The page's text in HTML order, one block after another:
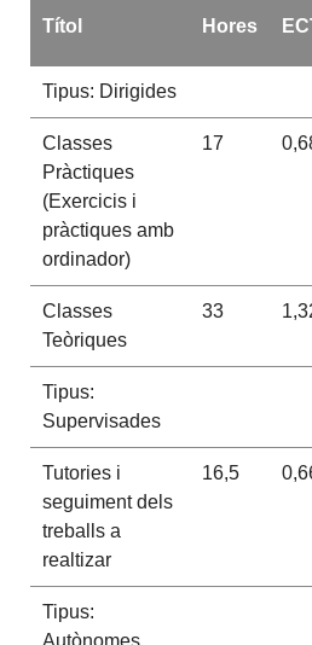
Títol Hores
Tipus: Dirigides
Classes
Pràctiques
(Exercicis i
pràctiques amb
ordinador)
17
Classes
Teòriques
33
Tipus:
Supervisades
Tutories i
seguiment dels
treballs a
realtizar
16,5
Tipus: